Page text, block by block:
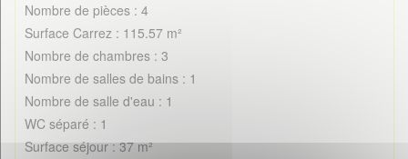
Nombre de pièces : 4
Surface Carrez : 115.57 m²
Nombre de chambres : 3
Nombre de salles de bains : 1
Nombre de salle d'eau : 1
WC séparé : 1
Surface séjour : 37 m²